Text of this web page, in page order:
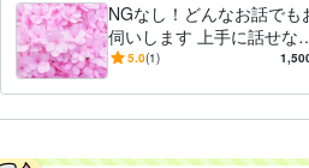
NGなし！どんなお話でも
伺いします 上手に話せな
ても大丈夫。安心して話
5.0(1)